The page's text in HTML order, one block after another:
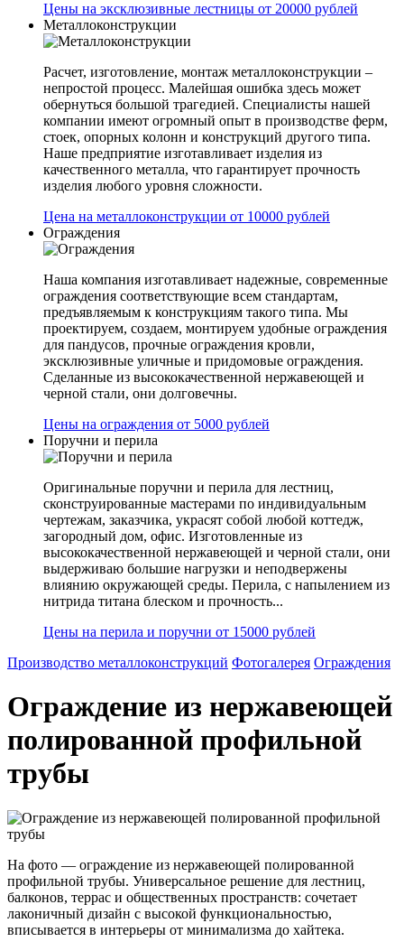
Цены на эксклюзивные лестницы от 20000 рублей
Металлоконструкции
Расчет, изготовление, монтаж металлоконструкции –
непростой процесс. Малейшая ошибка здесь может
обернуться большой трагедией. Специалисты нашей
компании имеют огромный опыт в производстве ферм,
стоек, опорных колонн и конструкций другого типа.
Наше предприятие изготавливает изделия из
качественного металла, что гарантирует прочность
изделия любого уровня сложности.
Цена на металлоконструкции от 10000 рублей
Ограждения
Наша компания изготавливает надежные, современные
ограждения соответствующие всем стандартам,
предъявляемым к конструкциям такого типа. Мы
проектируем, создаем, монтируем удобные ограждения
для пандусов, прочные ограждения кровли,
эксклюзивные уличные и придомовые ограждения.
Сделанные из высококачественной нержавеющей и
черной стали, они долговечны.
Цены на ограждения от 5000 рублей
Поручни и перила
Оригинальные поручни и перила для лестниц,
сконструированные мастерами по индивидуальным
чертежам, заказчика, украсят собой любой коттедж,
загородный дом, офис. Изготовленные из
высококачественной нержавеющей и черной стали, они
выдерживаю большие нагрузки и неподвержены
влиянию окружающей среды. Перила, с напылением из
нитрида титана блеском и прочность...
Цены на перила и поручни от 15000 рублей
Производство металлоконструкций Фотогалерея Ограждения
Ограждение из нержавеющей
полированной профильной
трубы
На фото — ограждение из нержавеющей полированной
профильной трубы. Универсальное решение для лестниц,
балконов, террас и общественных пространств: сочетает
лаконичный дизайн с высокой функциональностью,
вписывается в интерьеры от минимализма до хайтека.